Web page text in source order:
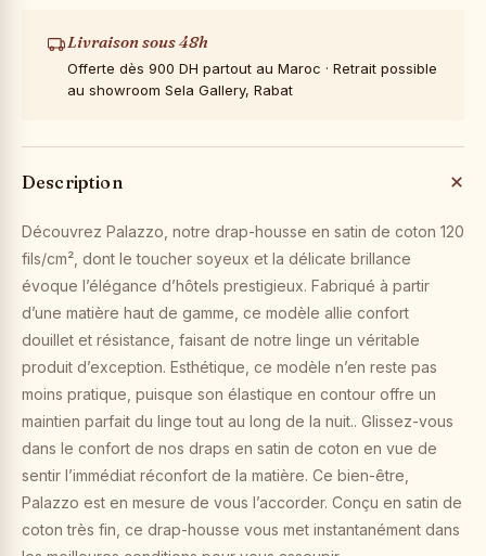
Livraison sous 48h
Offerte dès 900 DH partout au Maroc · Retrait possible
au showroom Sela Gallery, Rabat
Description
Découvrez Palazzo, notre drap-housse en satin de coton 120
fils/cm², dont le toucher soyeux et la délicate brillance
évoque l’élégance d’hôtels prestigieux. Fabriqué à partir
d’une matière haut de gamme, ce modèle allie confort
douillet et résistance, faisant de notre linge un véritable
produit d’exception. Esthétique, ce modèle n’en reste pas
moins pratique, puisque son élastique en contour offre un
maintien parfait du linge tout au long de la nuit.. Glissez-vous
dans le confort de nos draps en satin de coton en vue de
sentir l’immédiat réconfort de la matière. Ce bien-être,
Palazzo est en mesure de vous l’accorder. Conçu en satin de
coton très fin, ce drap-housse vous met instantanément dans